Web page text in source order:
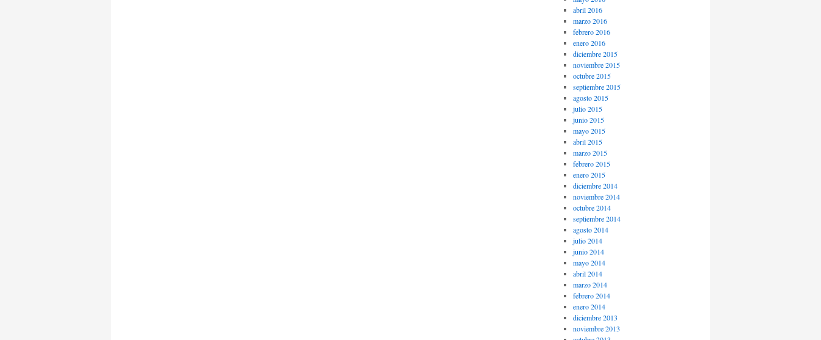
abril 2016
marzo 2016
febrero 2016
enero 2016
diciembre 2015
noviembre 2015
octubre 2015
septiembre 2015
agosto 2015
julio 2015
junio 2015
mayo 2015
abril 2015
marzo 2015
febrero 2015
enero 2015
diciembre 2014
noviembre 2014
octubre 2014
septiembre 2014
agosto 2014
julio 2014
junio 2014
mayo 2014
abril 2014
marzo 2014
febrero 2014
enero 2014
diciembre 2013
noviembre 2013